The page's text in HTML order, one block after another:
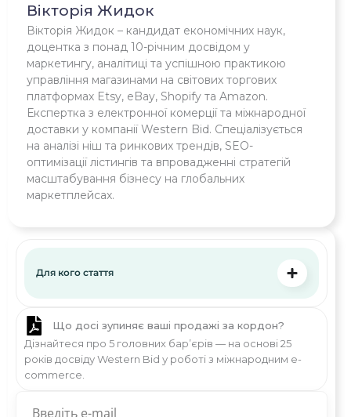
Вікторія Жидок
Вікторія Жидок – кандидат економічних наук,
доцентка з понад 10-річним досвідом у
маркетингу, аналітиці та успішною практикою
управління магазинами на світових торгових
платформах Etsy, eBay, Shopify та Amazon.
Експертка з електронної комерції та міжнародної
доставки у компанії Western Bid. Спеціалізується
на аналізі ніш та ринкових трендів, SEO-
оптимізації лістингів та впровадженні стратегій
масштабування бізнесу на глобальних
маркетплейсах.
Для кого стаття
Що досі зупиняє ваші продажі за кордон?
Дізнайтеся про 5 головних бар’єрів — на основі 25
років досвіду Western Bid у роботі з міжнародним e-
commerce.